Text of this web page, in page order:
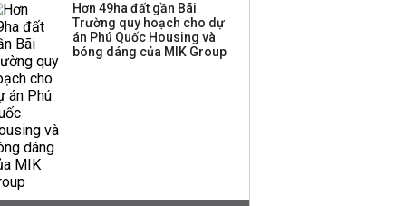
Hơn 49ha đất gần Bãi
Trường quy hoạch cho dự
án Phú Quốc Housing và
bóng dáng của MIK Group